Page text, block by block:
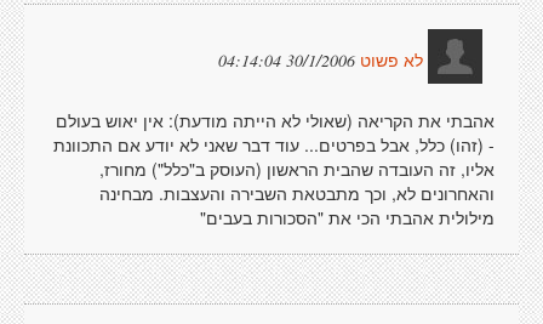
לא פשוט 30/1/2006 04:14:04
אהבתי את הקריאה (שאולי לא הייתה מודעת): אין יאוש בעולם
- (זהו) כלל, אבל בפרטים... עוד דבר שאני לא יודע אם התכוונת
אליו, זה העובדה שהבית הראשון (העוסק ב"כלל") מחורז,
והאחרונים לא, וכך מתבטאת השבירה והעצבות. מבחינה
מילולית אהבתי הכי את "הסכורות בעבים"